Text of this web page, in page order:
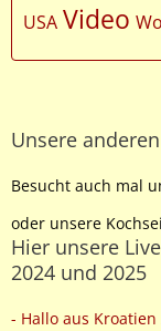
USA Video
Unsere
Besucht auch mal
oder unsere
Hier unsere
2024 und 2025
- Hallo aus Kroatien